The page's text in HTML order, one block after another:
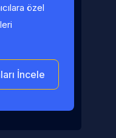
özel
İncele